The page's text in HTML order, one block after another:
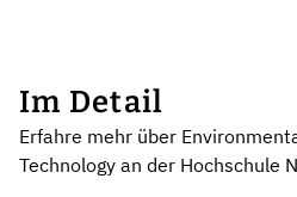
Im Detail
Erfahre mehr über
Technology an der Hochschule